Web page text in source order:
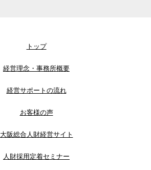
トップ
経営理念・事務所概要
経営サポートの流れ
お客様の声
大阪総合人財経営サイト
人財採用定着セミナー